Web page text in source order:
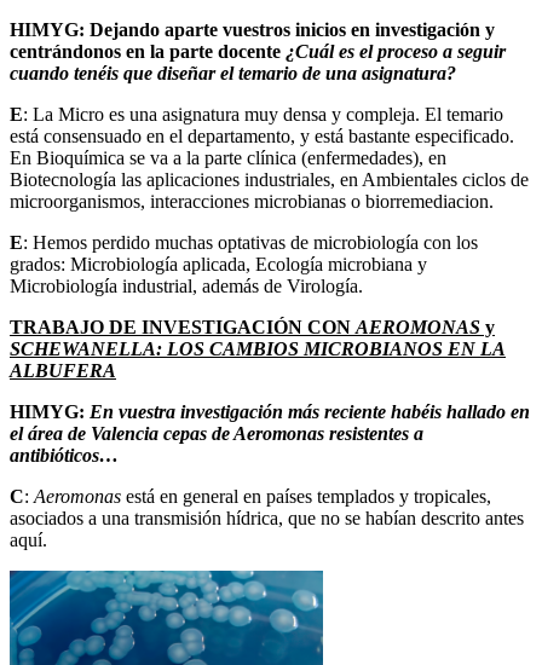
HIMYG: Dejando aparte vuestros inicios en investigación y
centrándonos en la parte docente ¿Cuál es el proceso a seguir
cuando tenéis que diseñar el temario de una asignatura?
E: La Micro es una asignatura muy densa y compleja. El temario
está consensuado en el departamento, y está bastante especificado.
En Bioquímica se va a la parte clínica (enfermedades), en
Biotecnología las aplicaciones industriales, en Ambientales ciclos de
microorganismos, interacciones microbianas o biorremediacion.
E: Hemos perdido muchas optativas de microbiología con los
grados: Microbiología aplicada, Ecología microbiana y
Microbiología industrial, además de Virología.
TRABAJO DE INVESTIGACIÓN CON AEROMONAS y
SCHEWANELLA: LOS CAMBIOS MICROBIANOS EN LA
ALBUFERA
HIMYG: En vuestra investigación más reciente habéis hallado en
el área de Valencia cepas de Aeromonas resistentes a
antibióticos…
C: Aeromonas está en general en países templados y tropicales,
asociados a una transmisión hídrica, que no se habían descrito antes
aquí.